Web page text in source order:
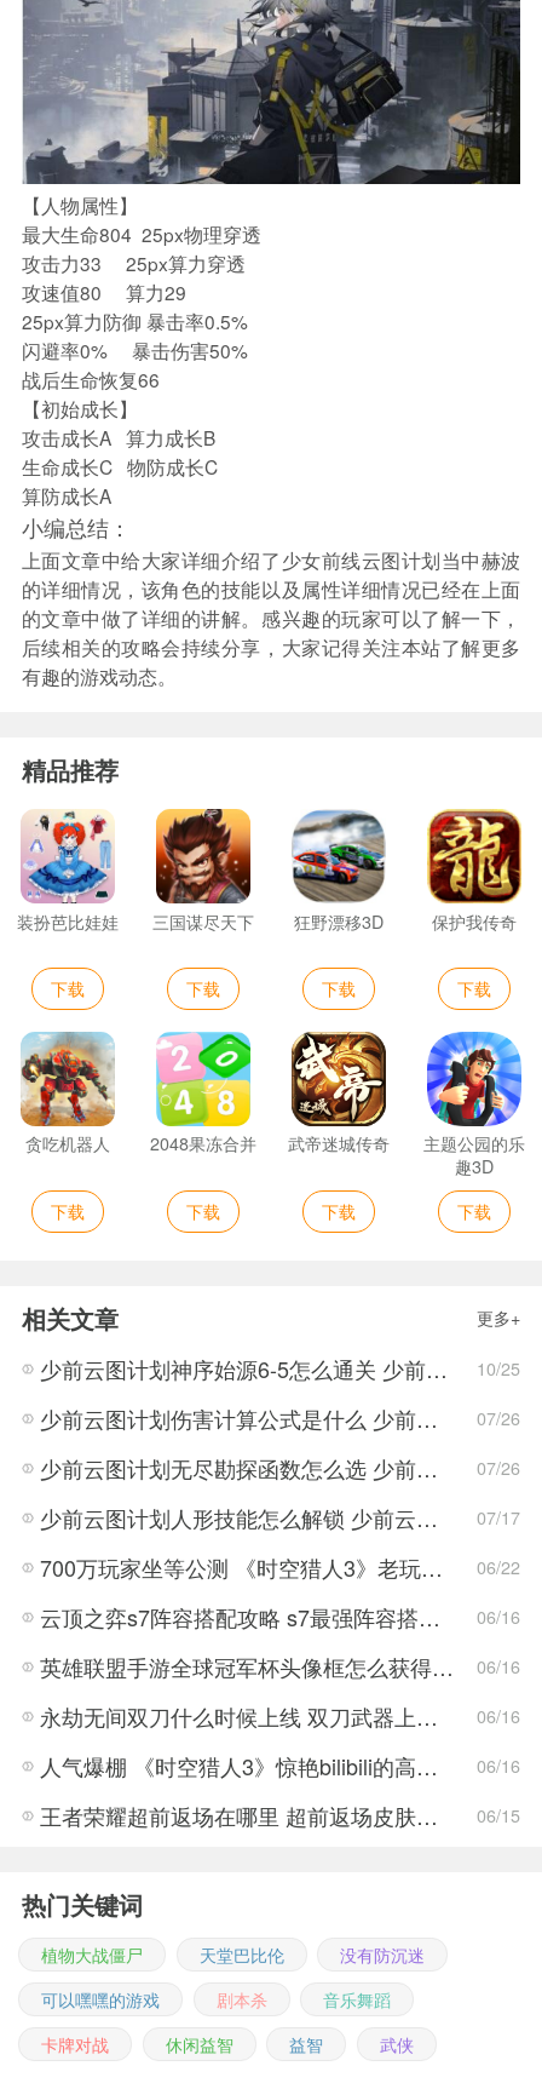
【人物属性】
最大生命804 25px物理穿透
攻击力33 25px算力穿透
攻速值80 算力29
25px算力防御 暴击率0.5%
闪避率0% 暴击伤害50%
战后生命恢复66
【初始成长】
攻击成长A 算力成长B
生命成长C 物防成长C
算防成长A
小编总结：
上面文章中给大家详细介绍了少女前线云图计划当中赫波
的详细情况，该角色的技能以及属性详细情况已经在上面
的文章中做了详细的讲解。感兴趣的玩家可以了解一下，
后续相关的攻略会持续分享，大家记得关注本站了解更多
有趣的游戏动态。
精品推荐
装扮芭比娃娃
下载
三国谋尽天下
下载
狂野漂移3D
下载
保护我传奇
下载
贪吃机器人
下载
2048果冻合并
下载
武帝迷城传奇
下载
主题公园的乐
趣3D
下载
相关文章 更多+
少前云图计划神序始源6-5怎么通关 少前云图计划神序始源6-5通关攻略 10/25
少前云图计划伤害计算公式是什么 少前云图计划伤害计算公式介绍 07/26
少前云图计划无尽勘探函数怎么选 少前云图计划无尽勘探函数选择攻略 07/26
少前云图计划人形技能怎么解锁 少前云图计划人形技能解锁方法介绍 07/17
700万玩家坐等公测 《时空猎人3》老玩家加速回归! 06/22
云顶之弈s7阵容搭配攻略 s7最强阵容搭配组成大全最新 06/16
英雄联盟手游全球冠军杯头像框怎么获得 LOL手游2022全球冠军杯头像框领取活动 06/16
永劫无间双刀什么时候上线 双刀武器上线时间说明与分享 06/16
人气爆棚 《时空猎人3》惊艳bilibili的高能游戏展发布会 06/16
王者荣耀超前返场在哪里 超前返场皮肤介绍与活动一览 06/15
热门关键词
植物大战僵尸 天堂巴比伦
没有防沉迷
可以嘿嘿的游戏
剧本杀
音乐舞蹈
卡牌对战
休闲益智 益智 武侠